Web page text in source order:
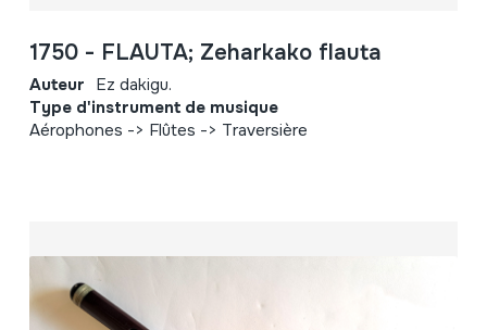
1750 - FLAUTA; Zeharkako flauta
Auteur Ez dakigu.
Type d'instrument de musique
Aérophones -> Flûtes -> Traversière